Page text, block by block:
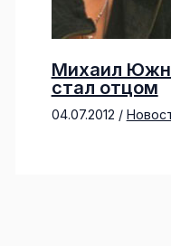
Михаил
стал отцом
04.07.2012 /